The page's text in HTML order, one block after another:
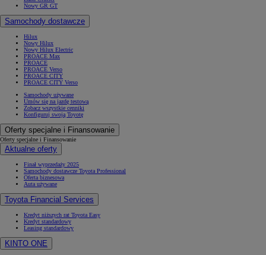
Nowy GR GT
Samochody dostawcze
Hilux
Nowy Hilux
Nowy Hilux Electric
PROACE Max
PROACE
PROACE Verso
PROACE CITY
PROACE CITY Verso
Samochody używane
Umów się na jazdę testową
Zobacz wszystkie cenniki
Konfiguruj swoją Toyotę
Oferty specjalne i Finansowanie
Oferty specjalne i Finansowanie
Aktualne oferty
Finał wyprzedaży 2025
Samochody dostawcze Toyota Professional
Oferta biznesowa
Auta używane
Toyota Financial Services
Kredyt niższych rat Toyota Easy
Kredyt standardowy
Leasing standardowy
KINTO ONE